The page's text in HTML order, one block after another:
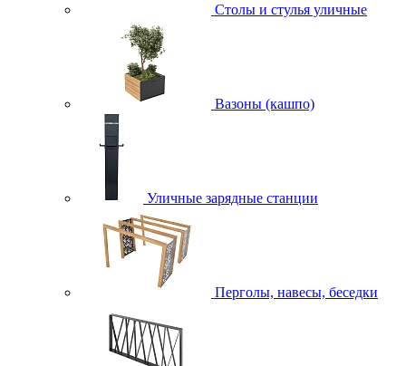
Столы и стулья уличные
Вазоны (кашпо)
Уличные зарядные станции
Перголы, навесы, беседки